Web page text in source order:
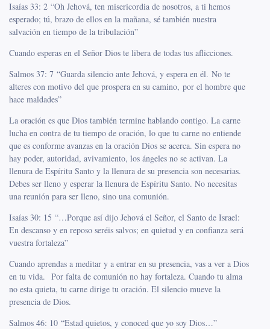
Isaías 33: 2 “Oh Jehová, ten misericordia de nosotros, a ti hemos
esperado; tú, brazo de ellos en la mañana, sé también nuestra
salvación en tiempo de la tribulación”
Cuando esperas en el Señor Dios te libera de todas tus aflicciones.
Salmos 37: 7 “Guarda silencio ante Jehová, y espera en él. No te
alteres con motivo del que prospera en su camino, por el hombre que
hace maldades”
La oración es que Dios también termine hablando contigo. La carne
lucha en contra de tu tiempo de oración, lo que tu carne no entiende
que es conforme avanzas en la oración Dios se acerca. Sin espera no
hay poder, autoridad, avivamiento, los ángeles no se activan. La
llenura de Espíritu Santo y la llenura de su presencia son necesarias.
Debes ser lleno y esperar la llenura de Espíritu Santo. No necesitas
una reunión para ser lleno, sino una comunión.
Isaías 30: 15 “…Porque así dijo Jehová el Señor, el Santo de Israel:
En descanso y en reposo seréis salvos; en quietud y en confianza será
vuestra fortaleza”
Cuando aprendas a meditar y a entrar en su presencia, vas a ver a Dios
en tu vida. Por falta de comunión no hay fortaleza. Cuando tu alma
no esta quieta, tu carne dirige tu oración. El silencio mueve la
presencia de Dios.
Salmos 46: 10 “Estad quietos, y conoced que yo soy Dios…”